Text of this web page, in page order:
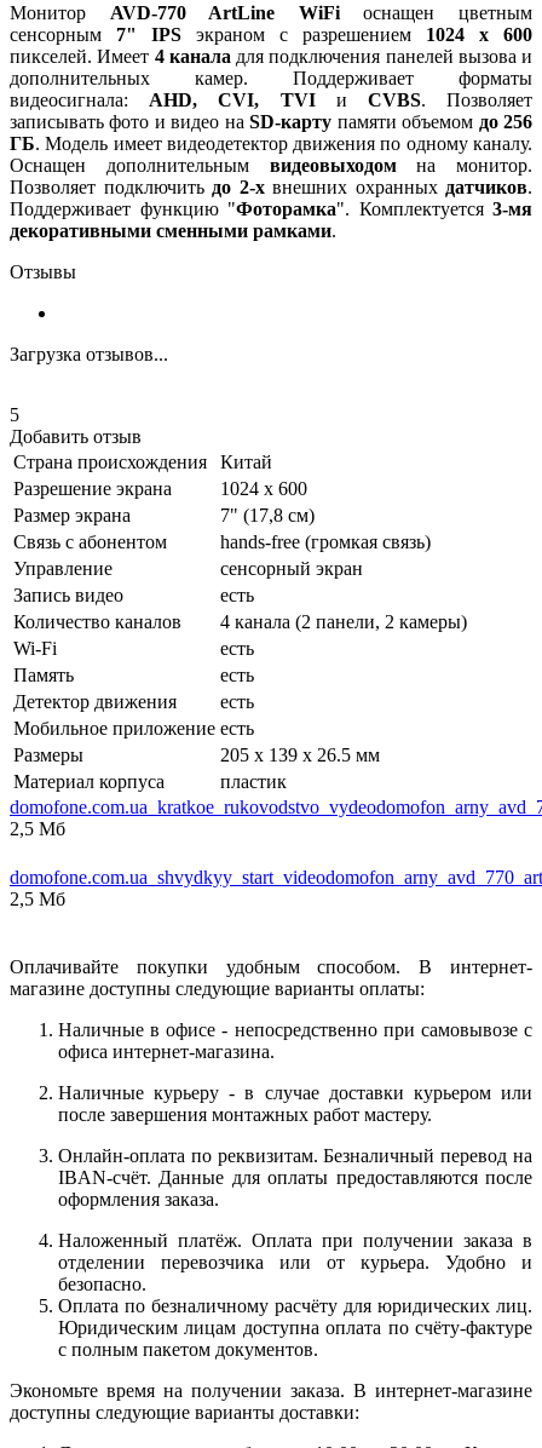
Монитор AVD-770 ArtLine WiFiоснащен цветным
сенсорным 7" IPS экраном с разрешением 1024 х 600
пикселей. Имеет 4 канала для подключения панелей вызова и
дополнительных камер. Поддерживает форматы
видеосигнала: AHD, CVI, TVI и CVBS. Позволяет
записывать фото и видео наSD-карту памяти объемом до 256
ГБ. Модель имеет видеодетектор движения по одному каналу.
Оснащен дополнительным видеовыходомна монитор.
Позволяет подключить до 2-хвнешних охранных датчиков.
Поддерживает функцию "Фоторамка". Комплектуется 3-мя
декоративными сменными рамками.
Отзывы
Загрузка отзывов...
5
Добавить отзыв
Страна происхождения
Китай
Разрешение экрана
1024 x 600
Размер экрана
7" (17,8 см)
Связь с абонентом
hands-free (громкая связь)
Управление
сенсорный экран
Запись видео
есть
Количество каналов
4 канала (2 панели, 2 камеры)
Wi-Fi
есть
Память
есть
Детектор движения
есть
Мобильное приложение есть
Размеры
205 x 139 x 26.5 мм
Материал корпуса
пластик
2,5 Мб
2,5 Мб
Оплачивайте покупки удобным способом. В интернет-
магазине доступны следующие варианты оплаты:
Наличные в офисе - непосредственно при самовывозе с
офиса интернет-магазина.
Наличные курьеру - в случае доставки курьером или
после завершения монтажных работ мастеру.
Онлайн-оплата по реквизитам. Безналичный перевод на
IBAN-счёт. Данные для оплаты предоставляются после
оформления заказа.
Наложенный платёж. Оплата при получении заказа в
отделении перевозчика или от курьера. Удобно и
безопасно.
Оплата по безналичному расчёту для юридических лиц.
Юридическим лицам доступна оплата по счёту-фактуре
с полным пакетом документов.
Экономьте время на получении заказа. В интернет-магазине
доступны следующие варианты доставки: